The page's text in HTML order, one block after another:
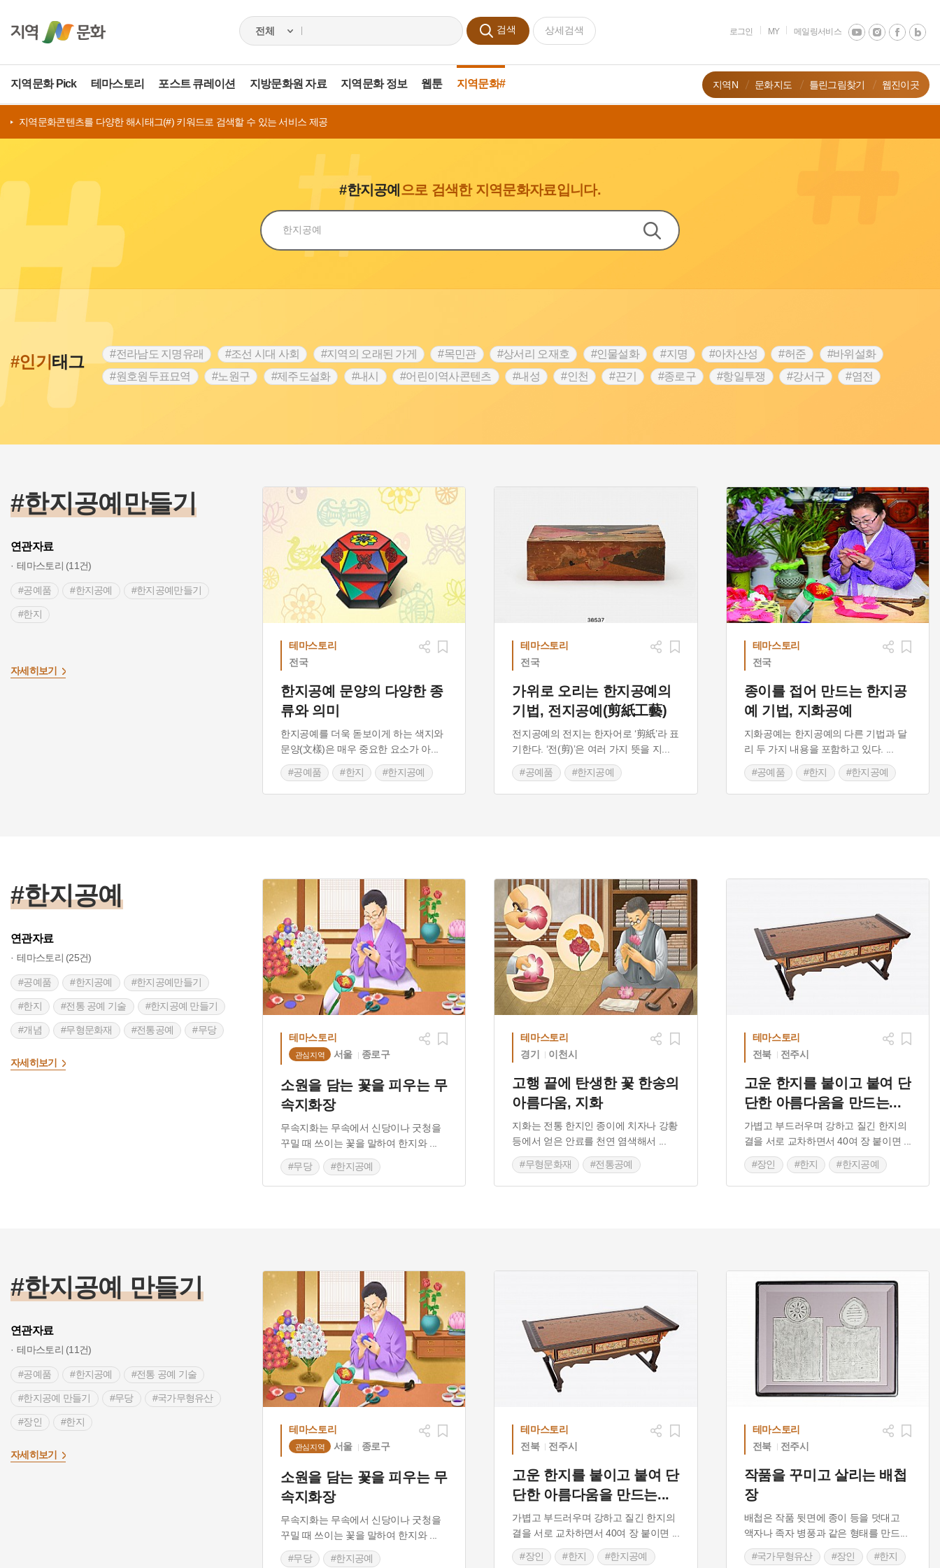
검색 상세검색 로그인 MY 메일링서비스
지역문화 Pick 테마스토리 포스트 큐레이션 지방문화원 자료 지역문화 정보 웹툰 지역문화# 지역N 문화지도 틀린그림찾기 웹진이곳
지역문화콘텐츠를 다양한 해시태그(#) 키워드로 검색할 수 있는 서비스 제공
#한지공예 으로 검색한 지역문화자료입니다.
검색
#인기태그 #전라남도 지명유래 #조선 시대 사회 #지역의 오래된 가게 #목민관 #상서리 오재호 #인물설화 #지명 #아차산성 #허준
#바위설화
#원호원두표묘역
#노원구 #제주도설화 #내시 #어린이역사콘텐츠 #내성 #인천 #끈기 #종로구 #항일투쟁 #강서구
#염전
#블루리본
#경기도설화 #임시의정원 #영산강 #문화유산 #황해도 #강진 #부산 #풍속 #의병활동 #빵지순례
#지역의 설화
#온달 #여성독립운동가 #고구려 #산성 #한의학 #외성 #용인 #여성의원 #왕건
#한지공예만들기
연관자료
테마스토리 (11건)
#공예품 #한지공예 #한지공예만들기
#한지
자세히보기
테마스토리
전국
한지공예 문양의 다양한 종
류와 의미
한지공예를 더욱 돋보이게 하는 색지와
문양(文樣)은 매우 중요한 요소가 아
#공예품 #한지 #한지공예
#한지공예만들기
테마스토리
전국
가위로 오리는 한지공예의
기법, 전지공예(剪紙工藝)
전지공예의 전지는 한자어로 ‘剪紙’라 표
기한다. ‘전(剪)’은 여러 가지 뜻을 지
#공예품 #한지공예
#한지공예만들기
테마스토리
전국
종이를 접어 만드는 한지공
예 기법, 지화공예
지화공예는 한지공예의 다른 기법과 달
리 두 가지 내용을 포함하고 있다.
#공예품 #한지 #한지공예
#한지공예만들기
#한지공예
연관자료
테마스토리 (25건)
#공예품 #한지공예 #한지공예만들기
#한지 #전통 공예 기술 #한지공예 만들기
#개념 #무형문화재 #전통공예 #무당
자세히보기
테마스토리
관심지역 서울 종로구
소원을 담는 꽃을 피우는 무
속지화장
무속지화는 무속에서 신당이나 굿청을
꾸밀 때 쓰이는 꽃을 말하여 한지와
#무당 #한지공예
#한지공예 만들기
테마스토리
경기
이천시
고행 끝에 탄생한 꽃 한송의
아름다움, 지화
지화는 전통 한지인 종이에 치자나 강황
등에서 얻은 안료를 천연 염색해서
#무형문화재 #전통공예
#한지공예 #전통 공예 기술
테마스토리
전북
전주시
고운 한지를 붙이고 붙여 단
단한 아름다움을 만드는...
가볍고 부드러우며 강하고 질긴 한지의
결을 서로 교차하면서 40여 장 붙이면
#장인 #한지 #한지공예
#전통 공예 기술
#한지공예 만들기
연관자료
테마스토리 (11건)
#공예품 #한지공예 #전통 공예 기술
#한지공예 만들기 #무당 #국가무형유산
#장인 #한지
자세히보기
테마스토리
관심지역 서울 종로구
소원을 담는 꽃을 피우는 무
속지화장
무속지화는 무속에서 신당이나 굿청을
꾸밀 때 쓰이는 꽃을 말하여 한지와
#무당 #한지공예
테마스토리
전북
전주시
고운 한지를 붙이고 붙여 단
단한 아름다움을 만드는...
가볍고 부드러우며 강하고 질긴 한지의
결을 서로 교차하면서 40여 장 붙이면
#장인 #한지 #한지공예
테마스토리
전북
전주시
작품을 꾸미고 살리는 배첩
장
배첩은 작품 뒷면에 종이 등을 덧대고
액자나 족자 병풍과 같은 형태를 만드
#국가무형유산 #장인 #한지